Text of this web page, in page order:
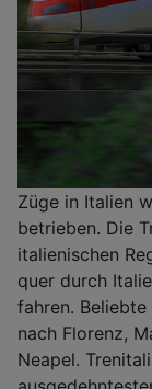
Züge in Italien
betrieben. Die
italienischen
quer durch
fahren.
nach Florenz,
Neapel.